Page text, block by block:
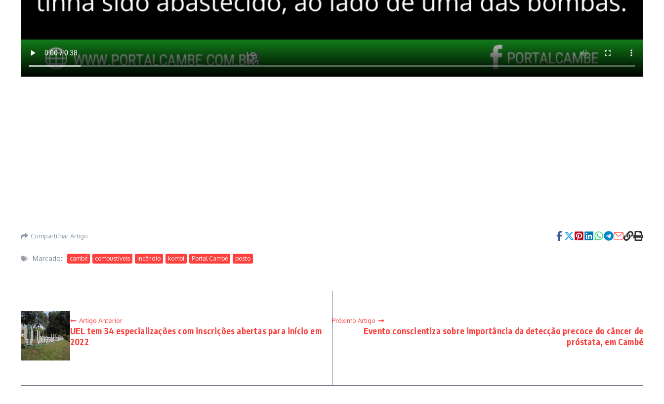
Compartilhar Artigo
Marcado: cambé combustíveis Incêndio kombi Portal Cambé posto
Artigo Anterior
UEL tem 34 especializações com inscrições abertas para início em
2022
Próximo Artigo
Evento conscientiza sobre importância da detecção precoce do câncer de
próstata, em Cambé